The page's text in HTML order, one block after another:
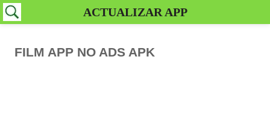
FILM APP NO ADS APK
ACTUALIZAR APP